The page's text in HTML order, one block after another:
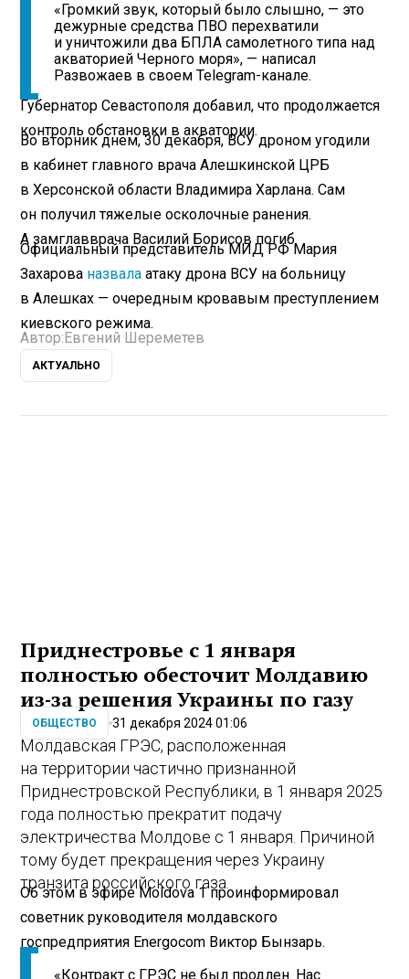
«Громкий звук, который было слышно, — это
дежурные средства ПВО перехватили
и уничтожили два БПЛА самолетного типа над
акваторией Черного моря», — написал
Развожаев в своем Telegram-канале.
Губернатор Севастополя добавил, что продолжается
контроль обстановки в акватории.
Во вторник днем, 30 декабря, ВСУ дроном угодили
в кабинет главного врача Алешкинской ЦРБ
в Херсонской области Владимира Харлана. Сам
он получил тяжелые осколочные ранения.
А замглавврача Василий Борисов погиб.
Официальный представитель МИД РФ Мария
Захарова назвалаатаку дрона ВСУ на больницу
в Алешках — очередным кровавым преступлением
киевского режима.
Автор: Евгений Шереметев
АКТУАЛЬНО
Приднестровье с 1 января
полностью обесточит Молдавию
из-за решения Украины по газу
ОБЩЕСТВО 31 декабря 2024 01:06
Молдавская ГРЭС, расположенная
на территории частично признанной
Приднестровской Республики, в 1 января 2025
года полностью прекратит подачу
электричества Молдове с 1 января. Причиной
тому будет прекращения через Украину
транзита российского газа.
Об этом в эфире Moldova 1 проинформировал
советник руководителя молдавского
госпредприятия Energocom Виктор Бынзарь.
«Контракт с ГРЭС не был продлен. Нас